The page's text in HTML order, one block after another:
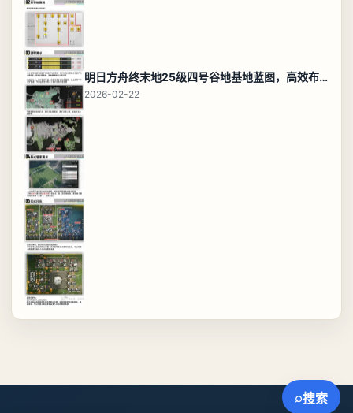
明日方舟终末地25级四号谷地基地蓝图，高效布局规划
2026-02-22
⌕搜索